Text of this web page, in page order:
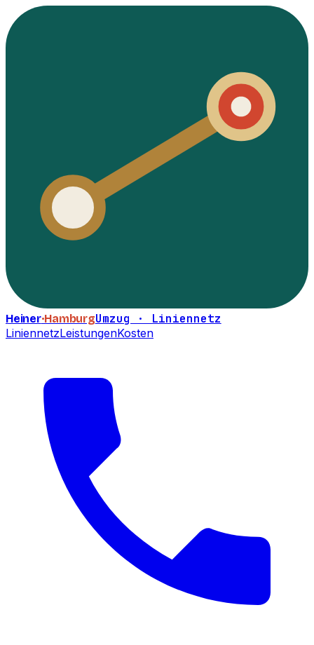
Heiner·HamburgUmzug · Liniennetz
LiniennetzLeistungenKosten